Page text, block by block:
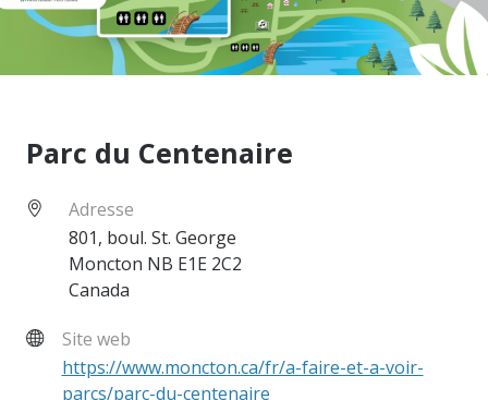
Parc du Centenaire
Adresse
801, boul. St. George
Moncton NB E1E 2C2
Canada
Site web
https://www.moncton.ca/fr/a-faire-et-a-voir-
parcs/parc-du-centenaire